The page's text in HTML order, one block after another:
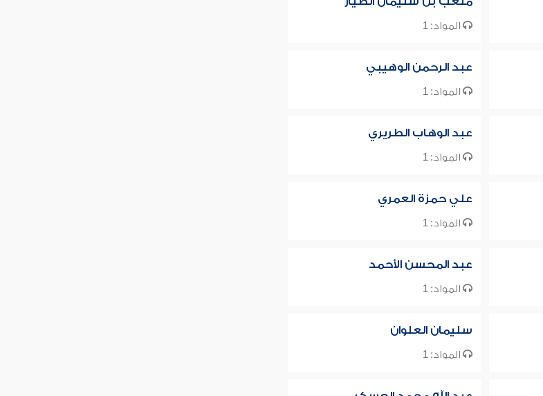
المواد: 1
عبد الرحمن الوهيبي
المواد: 1
عبد الوهاب الطريري
المواد: 1
علي حمزة العمري
المواد: 1
عبد المحسن الأحمد
المواد: 1
سليمان العلوان
المواد: 1